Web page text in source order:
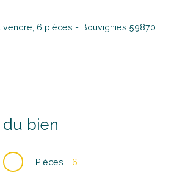
vendre, 6 pièces - Bouvignies 59870
bien
Pièces : 6